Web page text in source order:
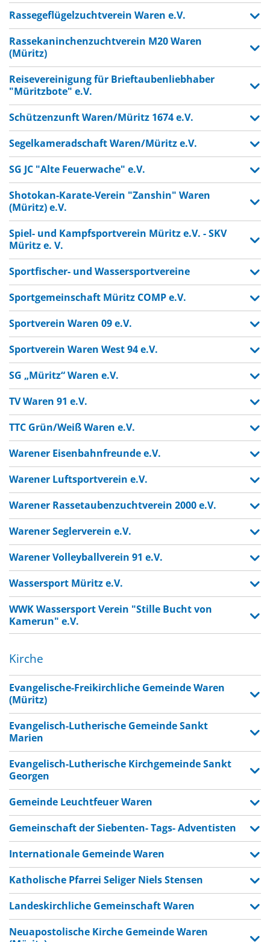
Rassegeflügelzuchtverein Waren e.V.
Rassekaninchenzuchtverein M20 Waren
(Müritz)
Reisevereinigung für Brieftaubenliebhaber
"Müritzbote" e.V.
Schützenzunft Waren/Müritz 1674 e.V.
Segelkameradschaft Waren/Müritz e.V.
SG JC "Alte Feuerwache" e.V.
Shotokan-Karate-Verein "Zanshin" Waren
(Müritz) e.V.
Spiel- und Kampfsportverein Müritz e.V. - SKV
Müritz e. V.
Sportfischer- und Wassersportvereine
Sportgemeinschaft Müritz COMP e.V.
Sportverein Waren 09 e.V.
Sportverein Waren West 94 e.V.
SG „Müritz“ Waren e.V.
TV Waren 91 e.V.
TTC Grün/Weiß Waren e.V.
Warener Eisenbahnfreunde e.V.
Warener Luftsportverein e.V.
Warener Rassetaubenzuchtverein 2000 e.V.
Warener Seglerverein e.V.
Warener Volleyballverein 91 e.V.
Wassersport Müritz e.V.
WWK Wassersport Verein "Stille Bucht von
Kamerun" e.V.
Kirche
Evangelische-Freikirchliche Gemeinde Waren
(Müritz)
Evangelisch-Lutherische Gemeinde Sankt
Marien
Evangelisch-Lutherische Kirchgemeinde Sankt
Georgen
Gemeinde Leuchtfeuer Waren
Gemeinschaft der Siebenten- Tags- Adventisten
Internationale Gemeinde Waren
Katholische Pfarrei Seliger Niels Stensen
Landeskirchliche Gemeinschaft Waren
Neuapostolische Kirche Gemeinde Waren